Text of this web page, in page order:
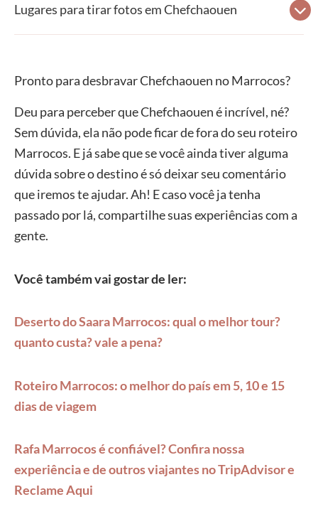
Lugares para tirar fotos em Chefchaouen
Pronto para desbravar Chefchaouen no Marrocos?
Deu para perceber que Chefchaouen é incrível, né?
Sem dúvida, ela não pode ficar de fora do seu roteiro
Marrocos. E já sabe que se você ainda tiver alguma
dúvida sobre o destino é só deixar seu comentário
que iremos te ajudar. Ah! E caso você ja tenha
passado por lá, compartilhe suas experiências com a
gente.
Você também vai gostar de ler:
Deserto do Saara Marrocos: qual o melhor tour?
quanto custa? vale a pena?
Roteiro Marrocos: o melhor do país em 5, 10 e 15
dias de viagem
Rafa Marrocos é confiável? Confira nossa
experiência e de outros viajantes no TripAdvisor e
Reclame Aqui